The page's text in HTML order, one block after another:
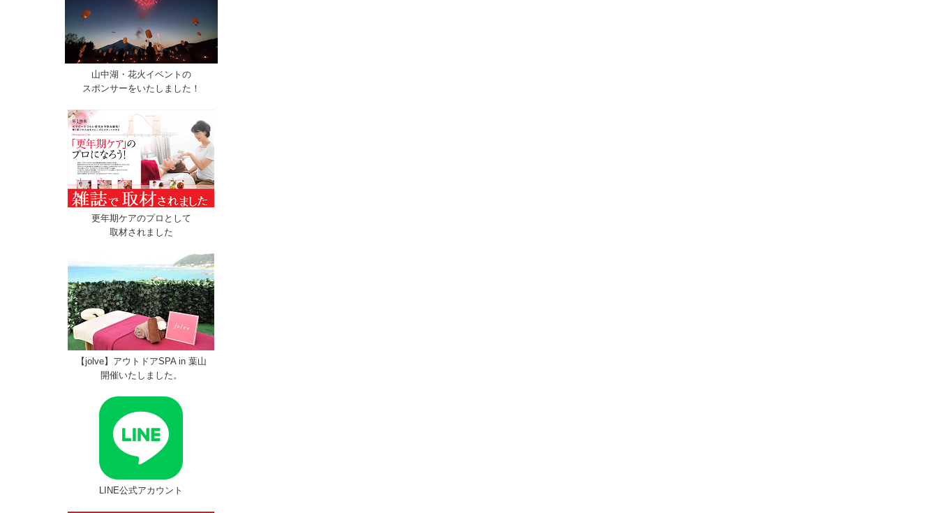
山中湖・花火イベントの
スポンサーをいたしました！
更年期ケアのプロとして
取材されました
【jolve】アウトドアSPA in 葉山
開催いたしました。
LINE公式アカウント